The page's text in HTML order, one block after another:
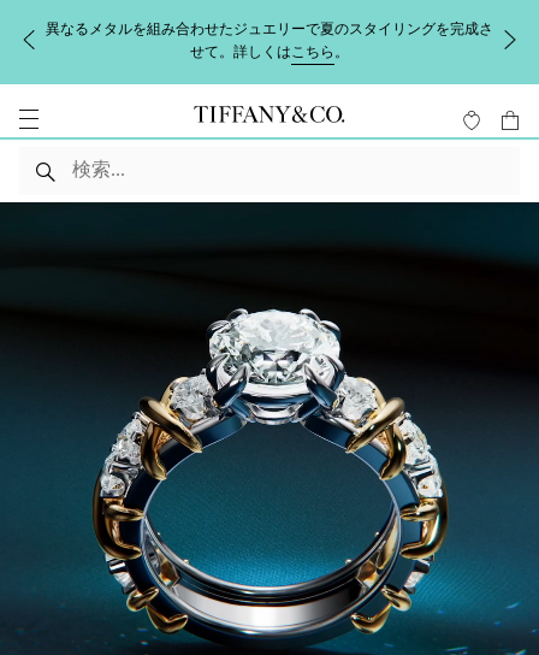
異なるメタルを組み合わせたジュエリーで夏のスタイリングを完成さ
せて。詳しくはこちら 。